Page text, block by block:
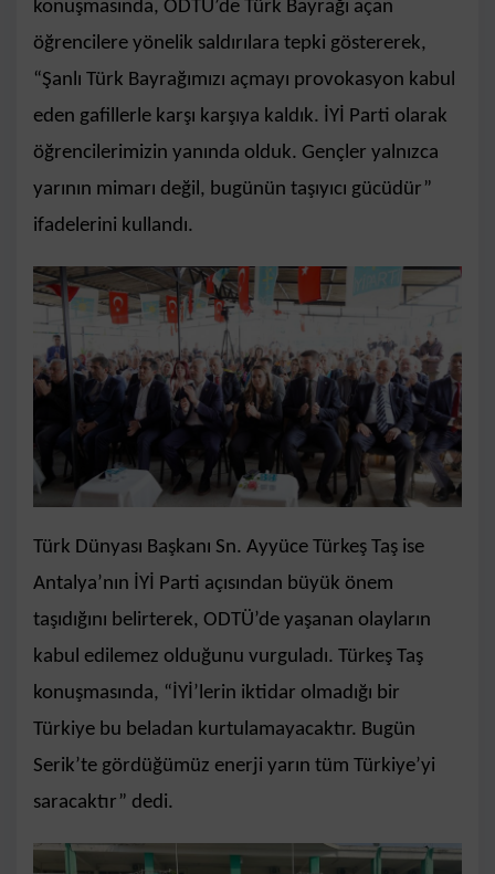
konuşmasında, ODTÜ’de Türk Bayrağı açan
öğrencilere yönelik saldırılara tepki göstererek,
“Şanlı Türk Bayrağımızı açmayı provokasyon kabul
eden gafillerle karşı karşıya kaldık. İYİ Parti olarak
öğrencilerimizin yanında olduk. Gençler yalnızca
yarının mimarı değil, bugünün taşıyıcı gücüdür”
ifadelerini kullandı.
Türk Dünyası Başkanı Sn. Ayyüce Türkeş Taş ise
Antalya’nın İYİ Parti açısından büyük önem
taşıdığını belirterek, ODTÜ’de yaşanan olayların
kabul edilemez olduğunu vurguladı. Türkeş Taş
konuşmasında, “İYİ’lerin iktidar olmadığı bir
Türkiye bu beladan kurtulamayacaktır. Bugün
Serik’te gördüğümüz enerji yarın tüm Türkiye’yi
saracaktır” dedi.